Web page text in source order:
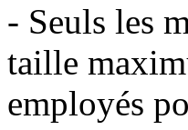
- Seuls les
taille
employés